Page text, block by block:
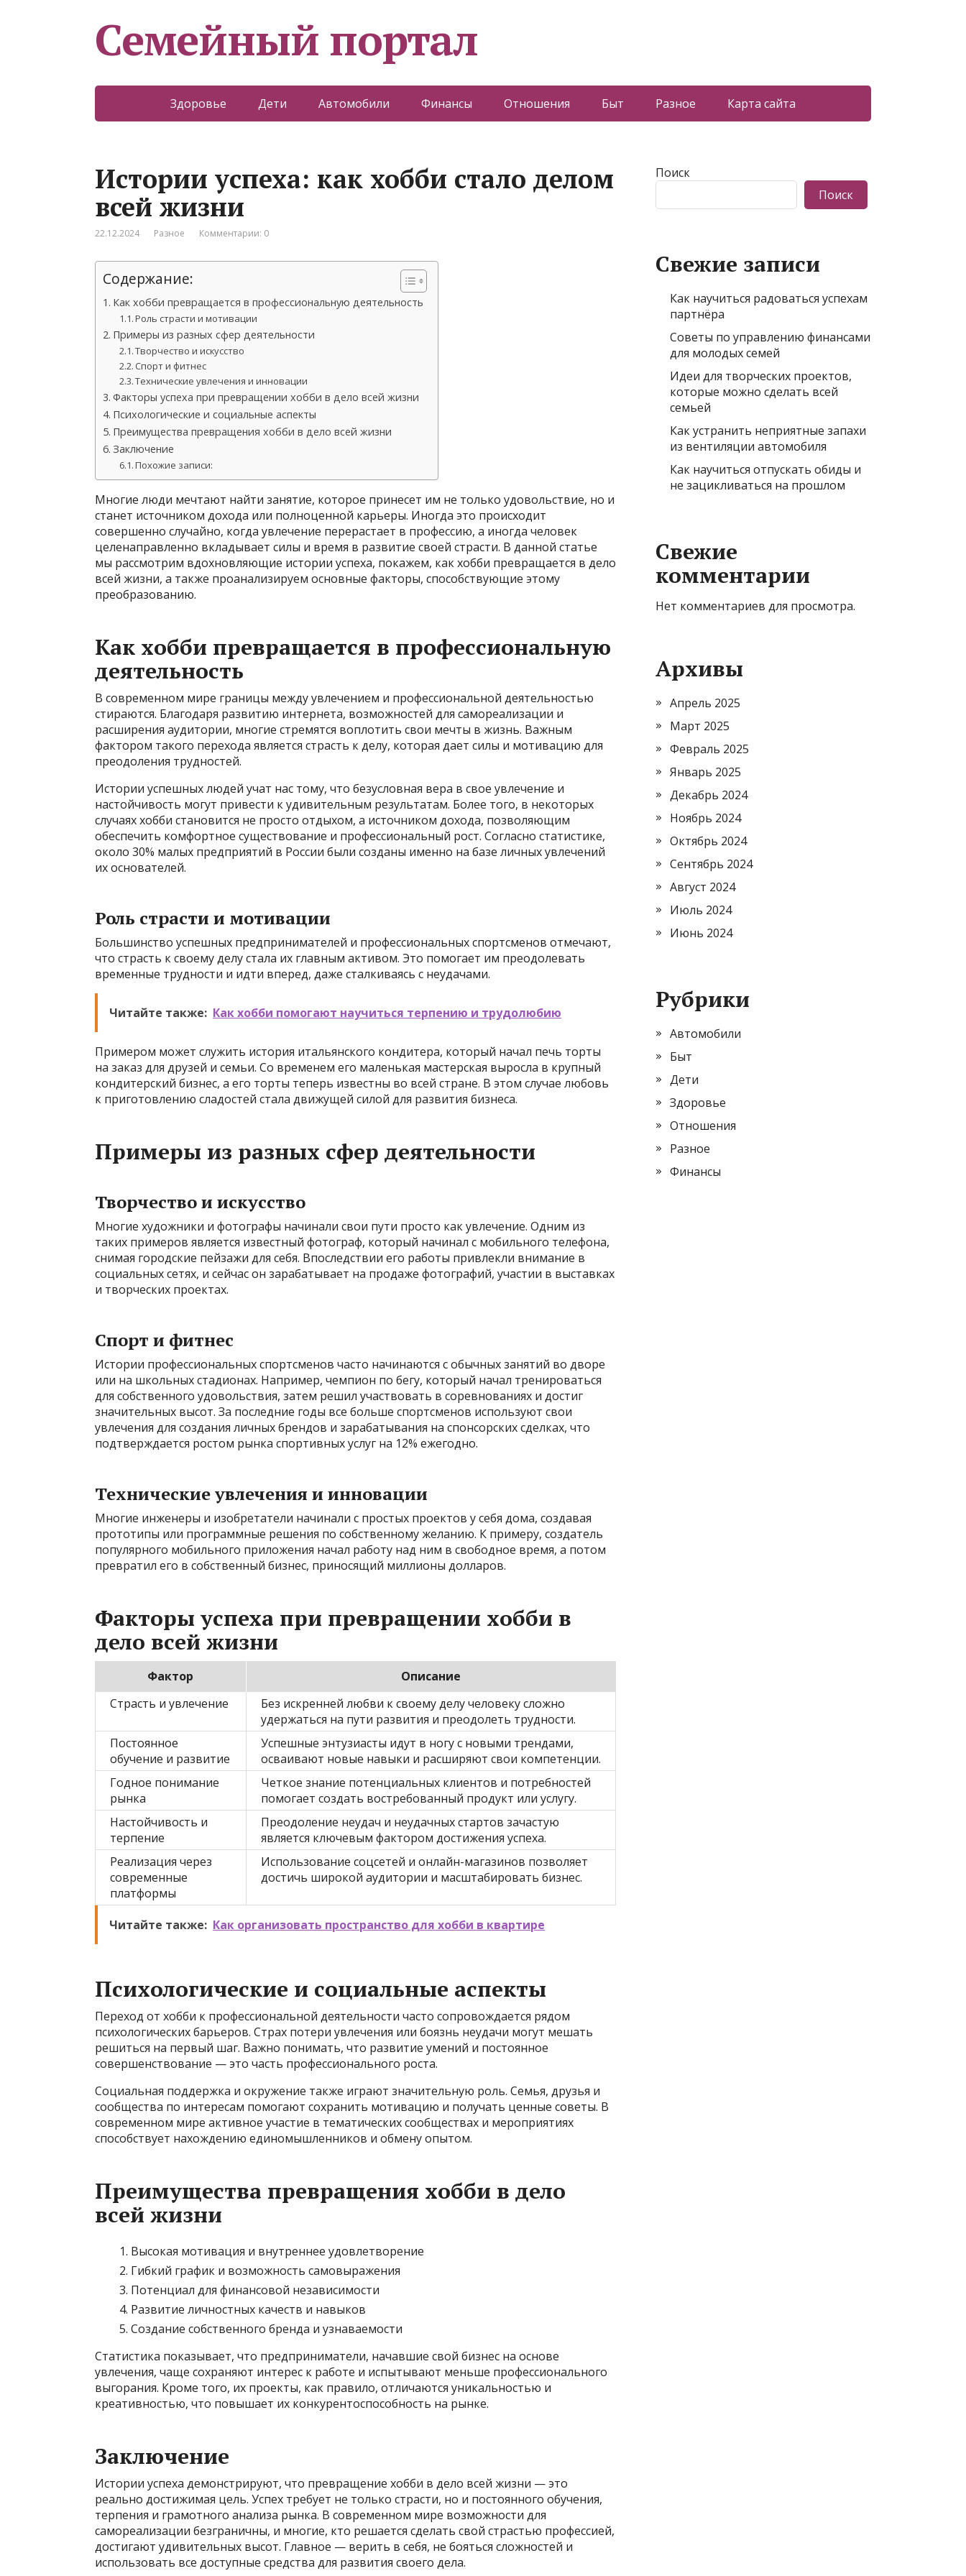
Семейный портал
Здоровье Дети Автомобили Финансы Отношения Быт Разное Карта сайта
Истории успеха: как хобби стало делом
всей жизни
22.12.2024 Разное Комментарии: 0
Содержание:
Как хобби превращается в профессиональную деятельность
Роль страсти и мотивации
Примеры из разных сфер деятельности
Творчество и искусство
Спорт и фитнес
Технические увлечения и инновации
Факторы успеха при превращении хобби в дело всей жизни
Психологические и социальные аспекты
Преимущества превращения хобби в дело всей жизни
Заключение
Похожие записи:
Многие люди мечтают найти занятие, которое принесет им не только удовольствие, но и
станет источником дохода или полноценной карьеры. Иногда это происходит
совершенно случайно, когда увлечение перерастает в профессию, а иногда человек
целенаправленно вкладывает силы и время в развитие своей страсти. В данной статье
мы рассмотрим вдохновляющие истории успеха, покажем, как хобби превращается в дело
всей жизни, а также проанализируем основные факторы, способствующие этому
преобразованию.
Как хобби превращается в профессиональную
деятельность
В современном мире границы между увлечением и профессиональной деятельностью
стираются. Благодаря развитию интернета, возможностей для самореализации и
расширения аудитории, многие стремятся воплотить свои мечты в жизнь. Важным
фактором такого перехода является страсть к делу, которая дает силы и мотивацию для
преодоления трудностей.
Истории успешных людей учат нас тому, что безусловная вера в свое увлечение и
настойчивость могут привести к удивительным результатам. Более того, в некоторых
случаях хобби становится не просто отдыхом, а источником дохода, позволяющим
обеспечить комфортное существование и профессиональный рост. Согласно статистике,
около 30% малых предприятий в России были созданы именно на базе личных увлечений
их основателей.
Роль страсти и мотивации
Большинство успешных предпринимателей и профессиональных спортсменов отмечают,
что страсть к своему делу стала их главным активом. Это помогает им преодолевать
временные трудности и идти вперед, даже сталкиваясь с неудачами.
Читайте также: Как хобби помогают научиться терпению и трудолюбию
Примером может служить история итальянского кондитера, который начал печь торты
на заказ для друзей и семьи. Со временем его маленькая мастерская выросла в крупный
кондитерский бизнес, а его торты теперь известны во всей стране. В этом случае любовь
к приготовлению сладостей стала движущей силой для развития бизнеса.
Примеры из разных сфер деятельности
Творчество и искусство
Многие художники и фотографы начинали свои пути просто как увлечение. Одним из
таких примеров является известный фотограф, который начинал с мобильного телефона,
снимая городские пейзажи для себя. Впоследствии его работы привлекли внимание в
социальных сетях, и сейчас он зарабатывает на продаже фотографий, участии в выставках
и творческих проектах.
Спорт и фитнес
Истории профессиональных спортсменов часто начинаются с обычных занятий во дворе
или на школьных стадионах. Например, чемпион по бегу, который начал тренироваться
для собственного удовольствия, затем решил участвовать в соревнованиях и достиг
значительных высот. За последние годы все больше спортсменов используют свои
увлечения для создания личных брендов и зарабатывания на спонсорских сделках, что
подтверждается ростом рынка спортивных услуг на 12% ежегодно.
Технические увлечения и инновации
Многие инженеры и изобретатели начинали с простых проектов у себя дома, создавая
прототипы или программные решения по собственному желанию. К примеру, создатель
популярного мобильного приложения начал работу над ним в свободное время, а потом
превратил его в собственный бизнес, приносящий миллионы долларов.
Факторы успеха при превращении хобби в
дело всей жизни
Фактор
Описание
Страсть и увлечение
Без искренней любви к своему делу человеку сложно
удержаться на пути развития и преодолеть трудности.
Постоянное
обучение и развитие
Успешные энтузиасты идут в ногу с новыми трендами,
осваивают новые навыки и расширяют свои компетенции.
Годное понимание
рынка
Четкое знание потенциальных клиентов и потребностей
помогает создать востребованный продукт или услугу.
Настойчивость и
терпение
Преодоление неудач и неудачных стартов зачастую
является ключевым фактором достижения успеха.
Реализация через
современные
платформы
Использование соцсетей и онлайн-магазинов позволяет
достичь широкой аудитории и масштабировать бизнес.
Читайте также: Как организовать пространство для хобби в квартире
Психологические и социальные аспекты
Переход от хобби к профессиональной деятельности часто сопровождается рядом
психологических барьеров. Страх потери увлечения или боязнь неудачи могут мешать
решиться на первый шаг. Важно понимать, что развитие умений и постоянное
совершенствование — это часть профессионального роста.
Социальная поддержка и окружение также играют значительную роль. Семья, друзья и
сообщества по интересам помогают сохранить мотивацию и получать ценные советы. В
современном мире активное участие в тематических сообществах и мероприятиях
способствует нахождению единомышленников и обмену опытом.
Преимущества превращения хобби в дело
всей жизни
Высокая мотивация и внутреннее удовлетворение
Гибкий график и возможность самовыражения
Потенциал для финансовой независимости
Развитие личностных качеств и навыков
Создание собственного бренда и узнаваемости
Статистика показывает, что предприниматели, начавшие свой бизнес на основе
увлечения, чаще сохраняют интерес к работе и испытывают меньше профессионального
выгорания. Кроме того, их проекты, как правило, отличаются уникальностью и
креативностью, что повышает их конкурентоспособность на рынке.
Заключение
Истории успеха демонстрируют, что превращение хобби в дело всей жизни — это
реально достижимая цель. Успех требует не только страсти, но и постоянного обучения,
терпения и грамотного анализа рынка. В современном мире возможности для
самореализации безграничны, и многие, кто решается сделать свой страстью профессией,
достигают удивительных высот. Главное — верить в себя, не бояться сложностей и
использовать все доступные средства для развития своего дела.
Поиск
Поиск
Свежие записи
Как научиться радоваться успехам
партнёра
Советы по управлению финансами
для молодых семей
Идеи для творческих проектов,
которые можно сделать всей
семьей
Как устранить неприятные запахи
из вентиляции автомобиля
Как научиться отпускать обиды и
не зацикливаться на прошлом
Свежие
комментарии
Нет комментариев для просмотра.
Архивы
Апрель 2025
Март 2025
Февраль 2025
Январь 2025
Декабрь 2024
Ноябрь 2024
Октябрь 2024
Сентябрь 2024
Август 2024
Июль 2024
Июнь 2024
Рубрики
Автомобили
Быт
Дети
Здоровье
Отношения
Разное
Финансы